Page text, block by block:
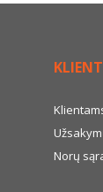
Norų